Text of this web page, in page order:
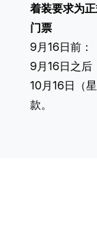
着装要求为正
门票
9月16日前：
9月16日之后
10月16日（
款。